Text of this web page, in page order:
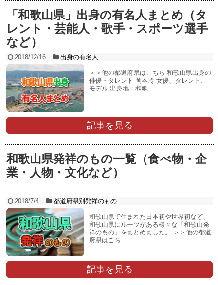
「和歌山県」出身の有名人まとめ（タ
レント・芸能人・歌手・スポーツ選手
など）
2018/12/16 出身の有名人
＞＞他の都道府県はこちら 和歌山県出身の
俳優・タレント 岡本玲 女優、タレント、
モデル 出身地：和歌...
記事を見る
和歌山県発祥のもの一覧（食べ物・企
業・人物・文化など）
2018/7/4 都道府県別発祥のもの
和歌山県で生まれた日本初や世界初など、
和歌山県にルーツがある様々な「和歌山発
祥のもの」をまとめました。 ＞＞他の都道
府県はこち...
記事を見る